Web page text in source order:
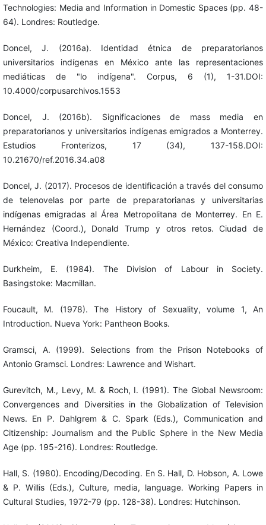
Technologies: Media and Information in Domestic Spaces (pp. 48-
64). Londres: Routledge.
Doncel, J. (2016a). Identidad étnica de preparatorianos
universitarios indígenas en México ante las representaciones
mediáticas de "lo indígena". Corpus, 6 (1), 1-31.DOI:
10.4000/corpusarchivos.1553
Doncel, J. (2016b). Significaciones de mass media en
preparatorianos y universitarios indígenas emigrados a Monterrey.
Estudios Fronterizos, 17 (34), 137-158.DOI:
10.21670/ref.2016.34.a08
Doncel, J. (2017). Procesos de identificación a través del consumo
de telenovelas por parte de preparatorianas y universitarias
indígenas emigradas al Área Metropolitana de Monterrey. En E.
Hernández (Coord.), Donald Trump y otros retos. Ciudad de
México: Creativa Independiente.
Durkheim, E. (1984). The Division of Labour in Society.
Basingstoke: Macmillan.
Foucault, M. (1978). The History of Sexuality, volume 1, An
Introduction. Nueva York: Pantheon Books.
Gramsci, A. (1999). Selections from the Prison Notebooks of
Antonio Gramsci. Londres: Lawrence and Wishart.
Gurevitch, M., Levy, M. & Roch, I. (1991). The Global Newsroom:
Convergences and Diversities in the Globalization of Television
News. En P. Dahlgrem & C. Spark (Eds.), Communication and
Citizenship: Journalism and the Public Sphere in the New Media
Age (pp. 195-216). Londres: Routledge.
Hall, S. (1980). Encoding/Decoding. En S. Hall, D. Hobson, A. Lowe
& P. Willis (Eds.), Culture, media, language. Working Papers in
Cultural Studies, 1972-79 (pp. 128-38). Londres: Hutchinson.